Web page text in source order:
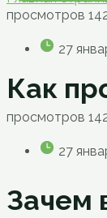
просмотров
27
Как
просмотров
27
Зачем